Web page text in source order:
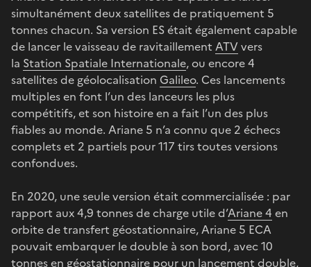
simultanément deux satellites de pratiquement 5
tonnes chacun. Sa version ES était également capable
de lancer le vaisseau de ravitaillement ATVvers
la Station Spatiale Internationale, ou encore 4
satellites de géolocalisation Galileo. Ces lancements
multiples en font l’un des lanceurs les plus
compétitifs, et son histoire en a fait l’un des plus
fiables au monde. Ariane 5 n’a connu que 2 échecs
complets et 2 partiels pour 117 tirs toutes versions
confondues.
En 2020, une seule version était commercialisée : par
rapport aux 4,9 tonnes de charge utile d’Ariane 4 en
orbite de transfert géostationnaire, Ariane 5 ECA
pouvait embarquer le double à son bord, avec 10
tonnes en géostationnaire pour un lancement double,